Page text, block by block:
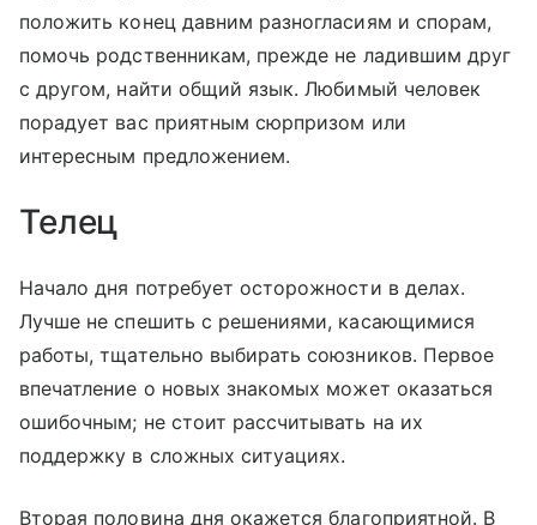
положить конец давним разногласиям и спорам,
помочь родственникам, прежде не ладившим друг
с другом, найти общий язык. Любимый человек
порадует вас приятным сюрпризом или
интересным предложением.
Телец
Начало дня потребует осторожности в делах.
Лучше не спешить с решениями, касающимися
работы, тщательно выбирать союзников. Первое
впечатление о новых знакомых может оказаться
ошибочным; не стоит рассчитывать на их
поддержку в сложных ситуациях.
Вторая половина дня окажется благоприятной. В